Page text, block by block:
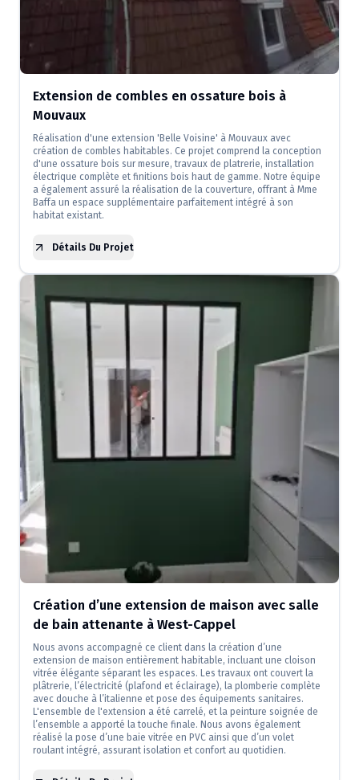
Extension de combles en ossature bois à
Mouvaux
Réalisation d'une extension 'Belle Voisine' à Mouvaux avec
création de combles habitables. Ce projet comprend la conception
d'une ossature bois sur mesure, travaux de platrerie, installation
électrique complète et finitions bois haut de gamme. Notre équipe
a également assuré la réalisation de la couverture, offrant à Mme
Baffa un espace supplémentaire parfaitement intégré à son
habitat existant.
Détails Du Projet
Création d’une extension de maison avec salle
de bain attenante à West-Cappel
Nous avons accompagné ce client dans la création d’une
extension de maison entièrement habitable, incluant une cloison
vitrée élégante séparant les espaces. Les travaux ont couvert la
plâtrerie, l’électricité (plafond et éclairage), la plomberie complète
avec douche à l’italienne et pose des équipements sanitaires.
L'ensemble de l'extension a été carrelé, et la peinture soignée de
l’ensemble a apporté la touche finale. Nous avons également
réalisé la pose d’une baie vitrée en PVC ainsi que d’un volet
roulant intégré, assurant isolation et confort au quotidien.